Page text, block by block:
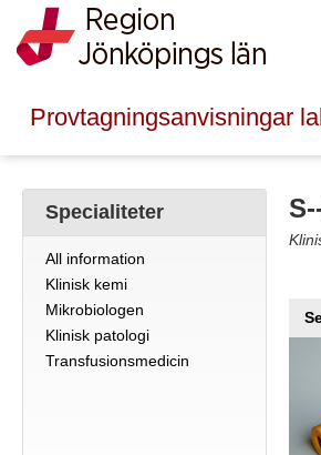
Provtagningsanvisningar
Specialiteter
All information
Klinisk kemi
Mikrobiologen
Klinisk patologi
Transfusionsmedicin